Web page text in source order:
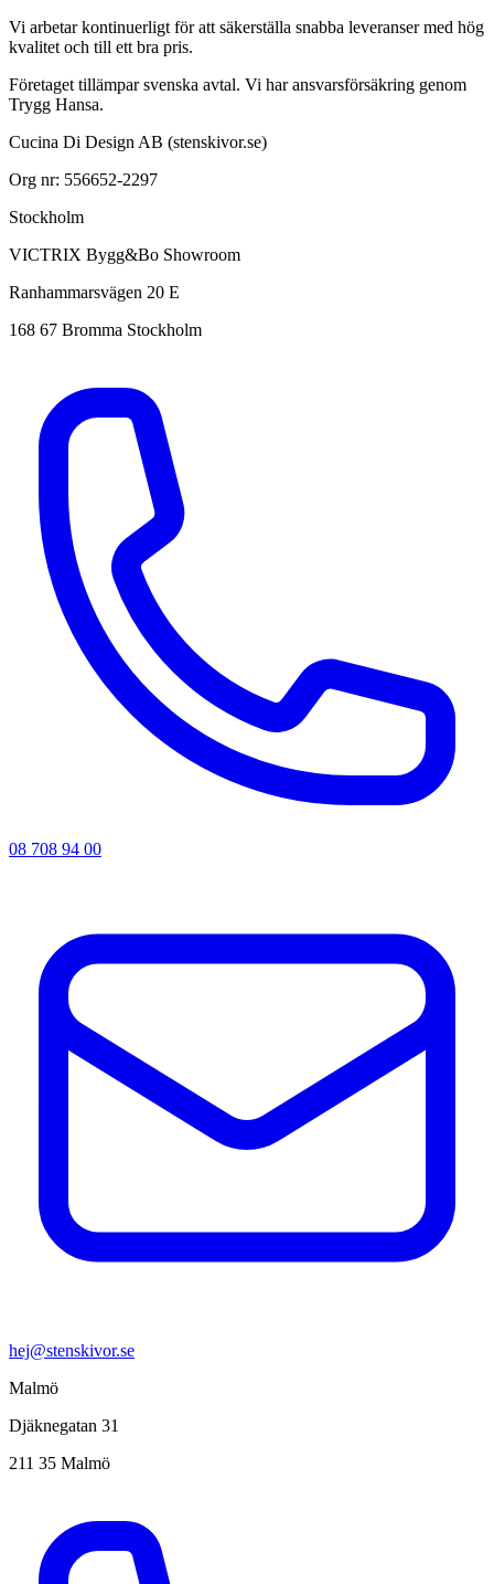
Vi arbetar kontinuerligt för att säkerställa snabba leveranser med hög
kvalitet och till ett bra pris.
Företaget tillämpar svenska avtal. Vi har ansvarsförsäkring genom
Trygg Hansa.
Cucina Di Design AB (stenskivor.se)
Org nr: 556652-2297
Stockholm
VICTRIX Bygg&Bo Showroom
Ranhammarsvägen 20 E
168 67 Bromma Stockholm
08 708 94 00
hej@stenskivor.se
Malmö
Djäknegatan 31
211 35 Malmö